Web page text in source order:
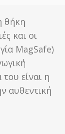
θήκη
και οι
MagSafe)
είναι η
αυθεντική